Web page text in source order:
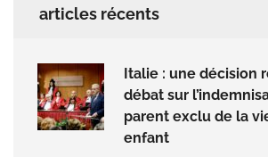
articles récents
Italie : une décision
débat sur
parent exclu de la
enfant